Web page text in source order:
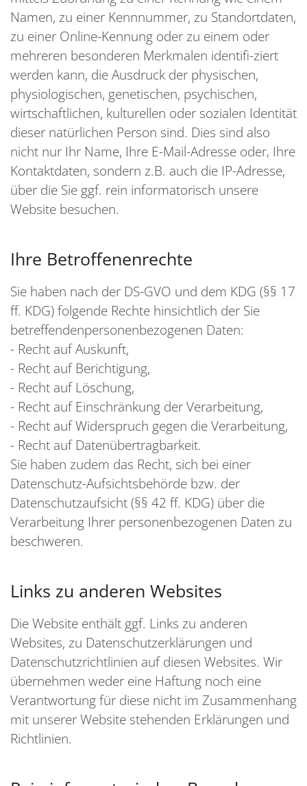
Namen, zu einer Kennnummer, zu Standortdaten,
zu einer Online-Kennung oder zu einem oder
mehreren besonderen Merkmalen identifi-ziert
werden kann, die Ausdruck der physischen,
physiologischen, genetischen, psychischen,
wirtschaftlichen, kulturellen oder sozialen Identität
dieser natürlichen Person sind. Dies sind also
nicht nur Ihr Name, Ihre E-Mail-Adresse oder‚ Ihre
Kontaktdaten, sondern z.B. auch die IP-Adresse,
über die Sie ggf. rein informatorisch unsere
Website besuchen.
Ihre Betroffenenrechte
Sie haben nach der DS-GVO und dem KDG (§§ 17
ff. KDG) folgende Rechte hinsichtlich der Sie
betreffendenpersonenbezogenen Daten:
- Recht auf Auskunft,
- Recht auf Berichtigung,
- Recht auf Löschung,
- Recht auf Einschränkung der Verarbeitung,
- Recht auf Widerspruch gegen die Verarbeitung,
- Recht auf Datenübertragbarkeit.
Sie haben zudem das Recht, sich bei einer
Datenschutz-Aufsichtsbehörde bzw. der
Datenschutzaufsicht (§§ 42 ff. KDG) über die
Verarbeitung Ihrer personenbezogenen Daten zu
beschweren.
Links zu anderen Websites
Die Website enthält ggf. Links zu anderen
Websites, zu Datenschutzerklärungen und
Datenschutzrichtlinien auf diesen Websites. Wir
übernehmen weder eine Haftung noch eine
Verantwortung für diese nicht im Zusammenhang
mit unserer Website stehenden Erklärungen und
Richtlinien.